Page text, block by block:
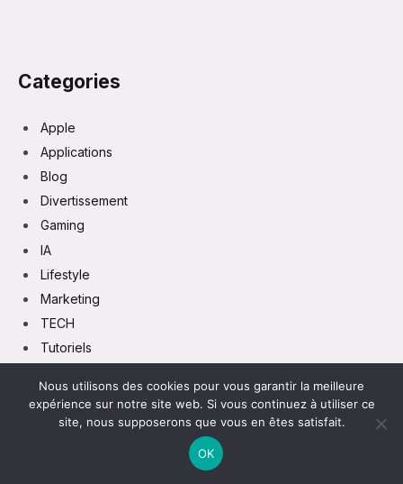
Categories
Apple
Applications
Blog
Divertissement
Gaming
IA
Lifestyle
Marketing
TECH
Tutoriels
Nous utilisons des cookies pour vous garantir la meilleure
expérience sur notre site web. Si vous continuez à utiliser ce
site, nous supposerons que vous en êtes satisfait.
OK